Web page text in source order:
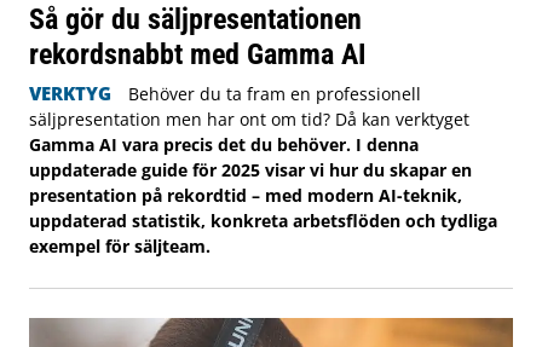
Så gör du säljpresentationen
rekordsnabbt med Gamma AI
VERKTYG
Behöver du ta fram en professionell
säljpresentation men har ont om tid? Då kan verktyget
Gamma AI vara precis det du behöver. I denna
uppdaterade guide för 2025 visar vi hur du skapar en
presentation på rekordtid – med modern AI-teknik,
uppdaterad statistik, konkreta arbetsflöden och tydliga
exempel för säljteam.